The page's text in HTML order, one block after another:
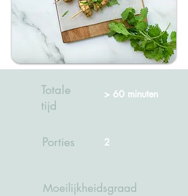
Totale
tijd
> 60 minuten
Porties 2
Moeilijkheidsgraad